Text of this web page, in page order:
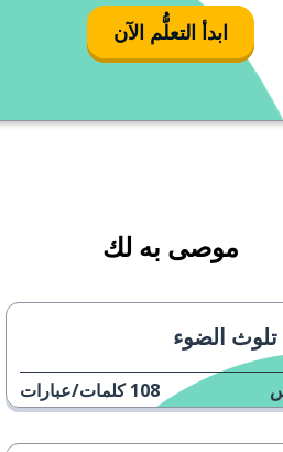
ابدأ التعلُّم الآن
موصى به لك
تلوث الضوء
108 كلمات/عبارات